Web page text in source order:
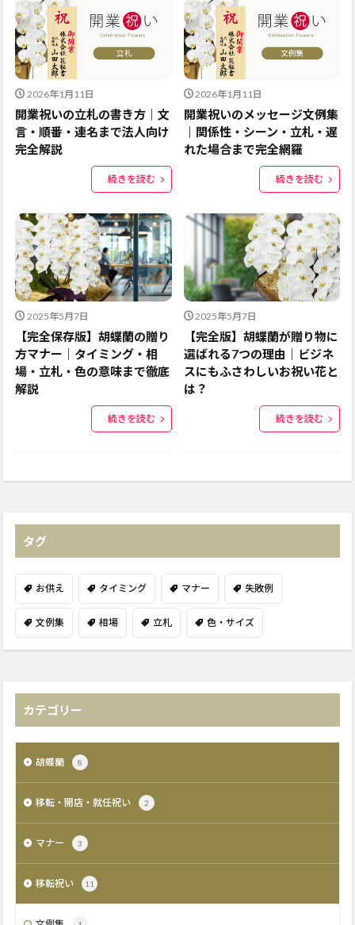
2026年1月11日
開業祝いの立札の書き方｜文
言・順番・連名まで法人向け
完全解説
続きを読む
2026年1月11日
開業祝いのメッセージ文例集
｜関係性・シーン・立札・遅
れた場合まで完全網羅
続きを読む
2025年5月7日
【完全保存版】胡蝶蘭の贈り
方マナー｜タイミング・相
場・立札・色の意味まで徹底
解説
続きを読む
2025年5月7日
【完全版】胡蝶蘭が贈り物に
選ばれる7つの理由｜ビジネ
スにもふさわしいお祝い花と
は？
続きを読む
タグ
お供え タイミング マナー 失敗例
文例集 相場 立札 色・サイズ
カテゴリー
胡蝶蘭 8
移転・開店・就任祝い 2
マナー 3
移転祝い 11